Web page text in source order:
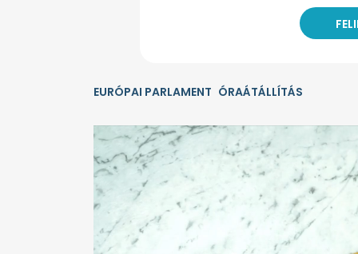
EURÓPAI PARLAMENT ÓRAÁTÁLLÍTÁS